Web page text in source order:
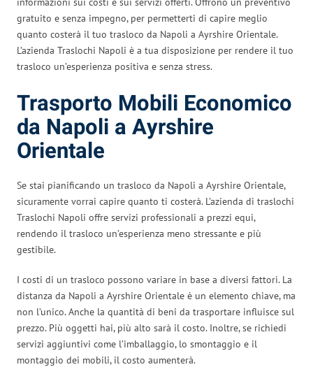
gratuito e senza impegno, per permetterti di capire meglio
quanto costerà il tuo trasloco da Napoli a Ayrshire Orientale.
L’azienda Traslochi Napoli è a tua disposizione per rendere il tuo
trasloco un’esperienza positiva e senza stress.
Trasporto Mobili Economico
da Napoli a Ayrshire
Orientale
Se stai pianificando un trasloco da Napoli a Ayrshire Orientale,
sicuramente vorrai capire quanto ti costerà. L’azienda di traslochi
Traslochi Napoli offre servizi professionali a prezzi equi,
rendendo il trasloco un’esperienza meno stressante e più
gestibile.
I costi di un trasloco possono variare in base a diversi fattori. La
distanza da Napoli a Ayrshire Orientale è un elemento chiave, ma
non l’unico. Anche la quantità di beni da trasportare influisce sul
prezzo. Più oggetti hai, più alto sarà il costo. Inoltre, se richiedi
servizi aggiuntivi come l’imballaggio, lo smontaggio e il
montaggio dei mobili, il costo aumenterà.